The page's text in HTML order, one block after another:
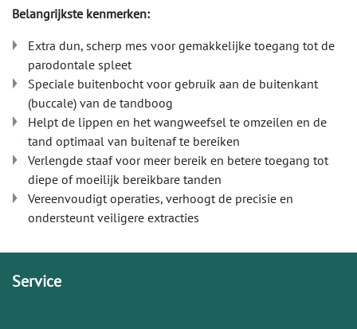
Belangrijkste kenmerken:
Extra dun, scherp mes voor gemakkelijke toegang tot de
parodontale spleet
Speciale buitenbocht voor gebruik aan de buitenkant
(buccale) van de tandboog
Helpt de lippen en het wangweefsel te omzeilen en de
tand optimaal van buitenaf te bereiken
Verlengde staaf voor meer bereik en betere toegang tot
diepe of moeilijk bereikbare tanden
Vereenvoudigt operaties, verhoogt de precisie en
ondersteunt veiligere extracties
Service